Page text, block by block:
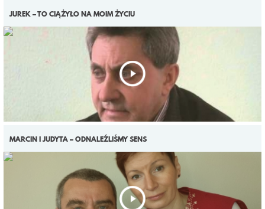
JUREK – TO CIĄŻYŁO NA MOIM ŻYCIU
MARCIN I JUDYTA – ODNALEŹLIŚMY SENS